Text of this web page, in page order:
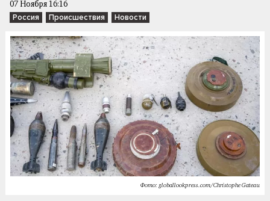
07 Ноября 16:16
Россия Происшествия Новости
Фото: globallookpress.com/Christophe Gateau